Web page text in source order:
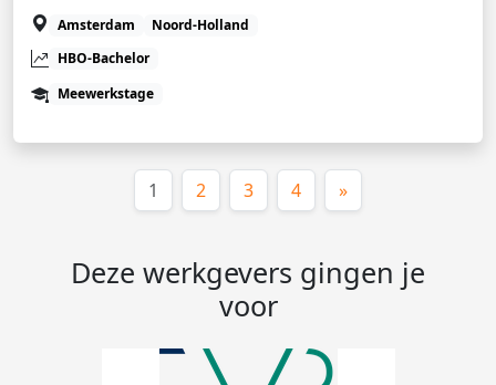
Amsterdam
Noord-Holland
HBO-Bachelor
Meewerkstage
1 (huidige)
2 3 4 »
Deze werkgevers gingen je
voor